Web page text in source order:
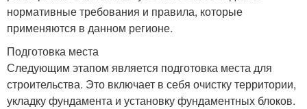
нормативные требования и правила, которые
применяются в данном регионе.
Подготовка места
Следующим этапом является подготовка места для
строительства. Это включает в себя очистку территории,
укладку фундамента и установку фундаментных блоков.